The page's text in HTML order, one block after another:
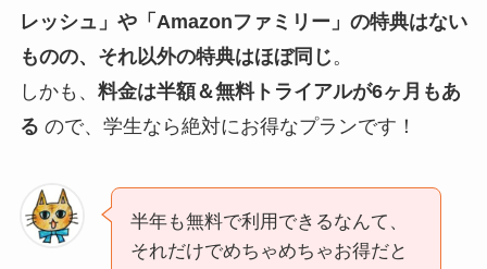
レッシュ」や「Amazonファミリー」の特典はない
ものの、それ以外の特典はほぼ同じ。
しかも、 料金は半額＆無料トライアルが6ヶ月もあ
る ので、学生なら絶対にお得なプランです！
半年も無料で利用できるなんて、
それだけでめちゃめちゃお得だと